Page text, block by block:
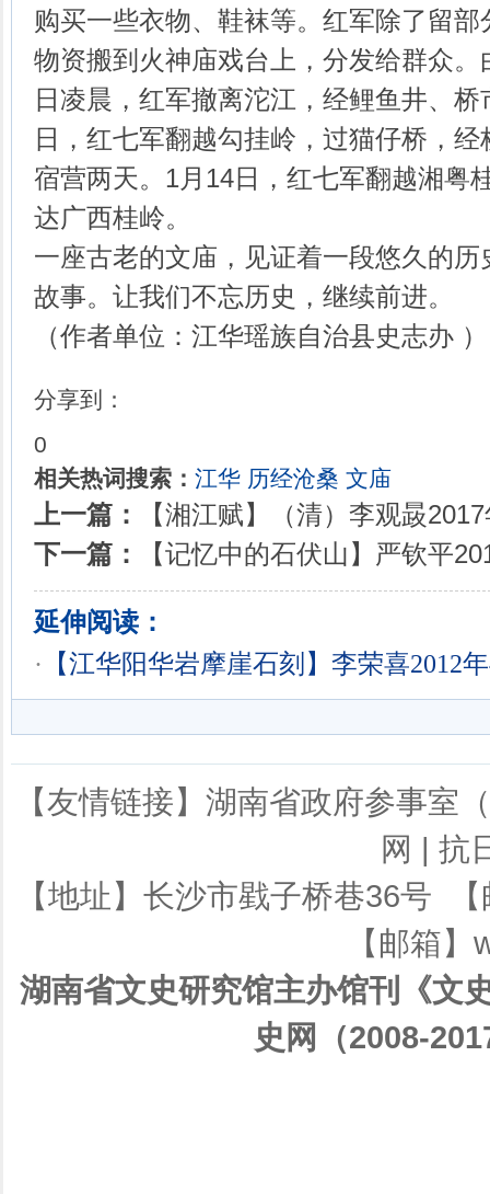
购买一些衣物、鞋袜等。红军除了留
物资搬到火神庙戏台上，分发给群众
日凌晨，红军撤离沱江，经鲤鱼井、
日，红七军翻越勾挂岭，过猫仔桥，
宿营两天。1月14日，红七军翻越湘粤
达广西桂岭。
一座古老的文庙，见证着一段悠久的
故事。让我们不忘历史，继续前进。
（作者单位：江华瑶族自治县史志办
分享到：
0
相关热词搜索： 江华 历经沧桑 文庙
上一篇：
【湘江赋】（清）李观晸
下一篇：
【记忆中的石伏山】严钦平
延伸阅读：
· 【江华阳华岩摩崖石刻】李荣喜2012
【友情链接】 湖南省政府参事室
网 | 抗
【地址】长沙市戥子桥巷36号
【邮箱
湖南省文史研究馆主办馆刊《文
史网（2008-